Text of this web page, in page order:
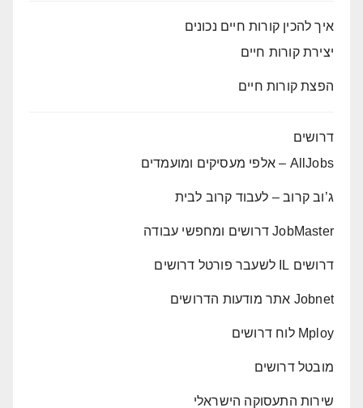
איך להכין קורות חיים נכונים
יצירת קורות חיים
הפצת קורות חיים
דרושים
AllJobs – אלפי מעסיקים ומועמדים
ג’וב קרוב – לעבוד קרוב לבית
JobMaster דרושים ומחפשי עבודה
דרושים IL לשעבר פורטל דרושים
Jobnet אתר מודעות הדרושים
Mploy לוח דרושים
מובטל דרושים
שירות התעסוקה הישראלי